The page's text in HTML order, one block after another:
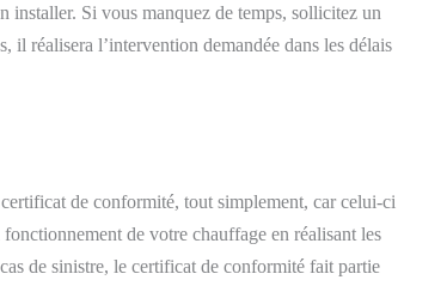
installer. Si vous manquez de temps, sollicitez un
il réalisera l’intervention demandée dans les délais
de conformité, tout simplement, car celui-ci
de votre chauffage en réalisant les
de sinistre, le certificat de conformité fait partie